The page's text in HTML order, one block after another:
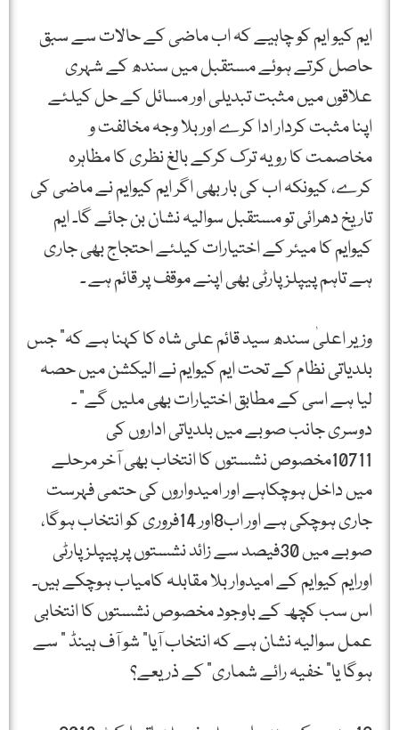
ایم کیو ایم کو چاہیے کہ اب ماضی کے حالات سے سبق
حاصل کرتے ہوئے مستقبل میں سندھ کے شہری
علاقوں میں مثبت تبدیلی اور مسائل کے حل کیلئے
اپنا مثبت کردار ادا کرے اور بلا وجہ مخالفت و
مخاصمت کا رویہ ترک کرکے بالغ نظری کا مظاہرہ
کرے، کیونکہ اب کی بار بھی اگر ایم کیوایم نے ماضی کی
تاریخ دھرائی تو مستقبل سوالیہ نشان بن جائے گا۔ ایم
کیوایم کا میئر کے اختیارات کیلئے احتجاج بھی جاری
ہے تاہم پیپلزپارٹی بھی اپنے موقف پر قائم ہے ۔
وزیر اعلیٰ سندھ سید قائم علی شاہ کا کہنا ہے کہ” جس
بلدیاتی نظام کے تحت ایم کیوایم نے الیکشن میں حصہ
لیا ہے اسی کے مطابق اختیارات بھی ملیں گے” ۔
دوسری جانب صوبے میں بلدیاتی اداروں کی
10711مخصوص نشستوں کا انتخاب بھی آخر مرحلے
میں داخل ہوچکاہے اور امیدواروں کی حتمی فہرست
جاری ہوچکی ہے اور اب8اور 14فروری کو انتخاب ہوگا،
صوبے میں 30فیصد سے زائد نشستوں پر پیپلزپارٹی
اورایم کیوایم کے امیدوار بلا مقابلہ کامیاب ہوچکے ہیں۔
اس سب کچھ کے باوجود مخصوص نشستوں کا انتخابی
عمل سوالیہ نشان ہے کہ انتخاب آیا” شو آف ہینڈ ” سے
ہوگا یا” خفیہ رائے شماری” کے ذریعے؟